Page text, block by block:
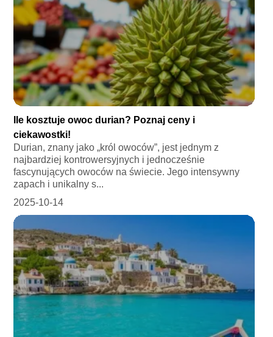
Ile kosztuje owoc durian? Poznaj ceny i
ciekawostki!
Durian, znany jako „król owoców”, jest jednym z
najbardziej kontrowersyjnych i jednocześnie
fascynujących owoców na świecie. Jego intensywny
zapach i unikalny s...
2025-10-14